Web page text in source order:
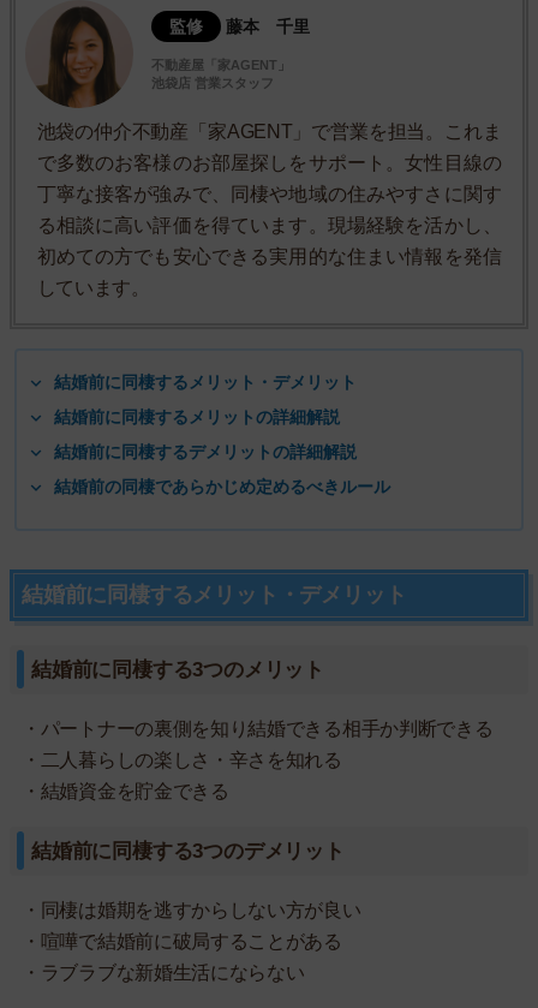
監修 藤本 千里
不動産屋「家AGENT」
池袋店 営業スタッフ
池袋の仲介不動産「家AGENT」で営業を担当。これま
で多数のお客様のお部屋探しをサポート。女性目線の
丁寧な接客が強みで、同棲や地域の住みやすさに関す
る相談に高い評価を得ています。現場経験を活かし、
初めての方でも安心できる実用的な住まい情報を発信
しています。
結婚前に同棲するメリット・デメリット
結婚前に同棲するメリットの詳細解説
結婚前に同棲するデメリットの詳細解説
結婚前の同棲であらかじめ定めるべきルール
結婚前に同棲するメリット・デメリット
結婚前に同棲する3つのメリット
・パートナーの裏側を知り結婚できる相手か判断できる
・二人暮らしの楽しさ・辛さを知れる
・結婚資金を貯金できる
結婚前に同棲する3つのデメリット
・同棲は婚期を逃すからしない方が良い
・喧嘩で結婚前に破局することがある
・ラブラブな新婚生活にならない